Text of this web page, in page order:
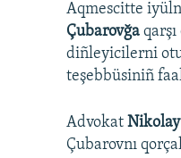
Aqmescitte
Çubarovğa
diñleyicilerni
teşebbüsiniñ
AdvokatNikolay
Çubarovnı